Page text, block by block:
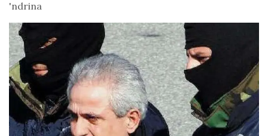
'ndrina